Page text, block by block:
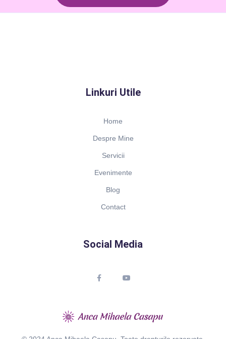
Linkuri Utile
Home
Despre Mine
Servicii
Evenimente
Blog
Contact
Social Media